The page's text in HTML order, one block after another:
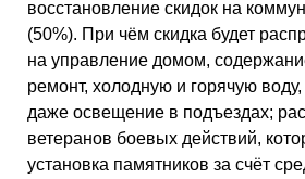
восстановление скидок на
(50%). При чём скидка будет
на управление домом,
ремонт, холодную и горячую
даже освещение в подъездах;
ветеранов боевых действий,
установка памятников за счёт